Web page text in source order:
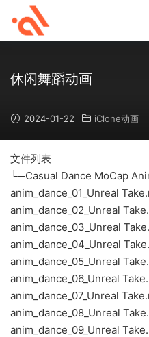
休闲舞蹈动画
2024-01-22 iClone动画
文件列表
└─Casual Dance MoCap
anim_dance_01_Unreal
anim_dance_02_Unreal
anim_dance_03_Unreal
anim_dance_04_Unreal
anim_dance_05_Unreal
anim_dance_06_Unreal
anim_dance_07_Unreal
anim_dance_08_Unreal
anim_dance_09_Unreal